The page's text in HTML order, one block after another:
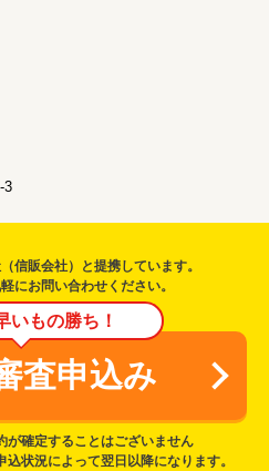
3
信販会社）と提携しています。
にお問い合わせください。
いもの勝ち！
査申込み
確定することはございません
状況によって翌日以降になります。